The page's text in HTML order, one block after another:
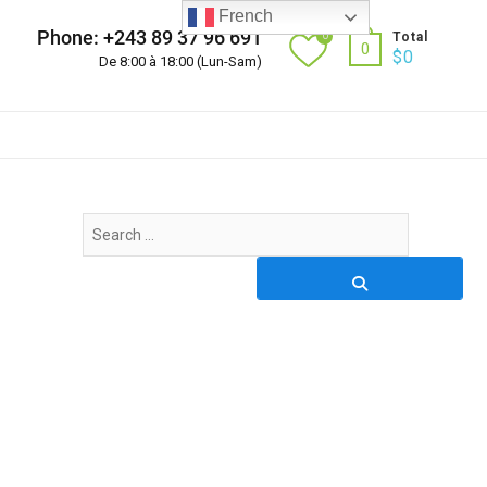
Phone: +243 89 37 96 691
De 8:00 à 18:00 (Lun-Sam)
0
0
Total
$0
Search
French